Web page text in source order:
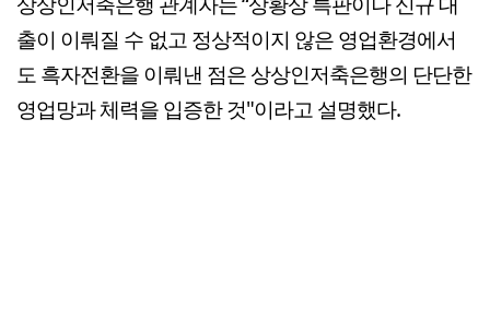
출이 이뤄질 수 없고 정상적이지 않은 영업환경에서
도 흑자전환을 이뤄낸 점은 상상인저축은행의 단단한
영업망과 체력을 입증한 것"이라고 설명했다.